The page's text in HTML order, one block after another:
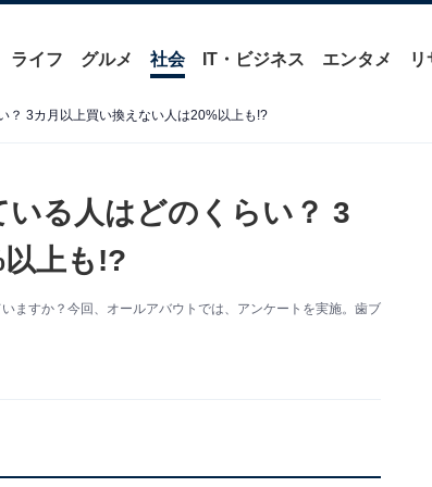
ライフ グルメ 社会 IT・ビジネス エンタメ リ
？ 3カ月以上買い換えない人は20%以上も!?
る人はどのくらい？ 3
上も!?
ますか？今回、オールアバウトでは、アンケートを実施。歯ブ